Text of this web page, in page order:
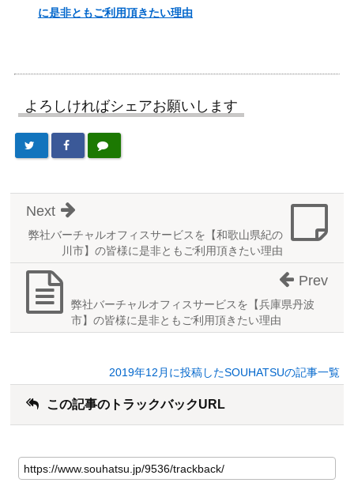
に是非ともご利用頂きたい理由
よろしければシェアお願いします
弊社バーチャルオフィスサービスを【和歌山県紀の
川市】の皆様に是非ともご利用頂きたい理由
Next
弊社バーチャルオフィスサービスを【兵庫県丹波
市】の皆様に是非ともご利用頂きたい理由
Prev
2019年12月に投稿したSOUHATSUの記事一覧
この記事のトラックバックURL